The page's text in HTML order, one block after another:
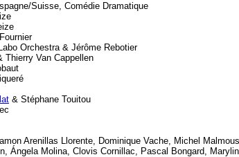
Suisse, Comédie Dramatique
Orchestra & Jérôme Rebotier
Thierry Van Cappellen
& Stéphane Touitou
Arenillas Llorente, Dominique Vache, Michel
Ángela Molina, Clovis Cornillac, Pascal Bongard,